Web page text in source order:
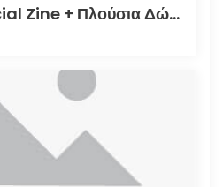
Δέκα Χρόνια Crucial Zine + Πλούσια Δώρα!